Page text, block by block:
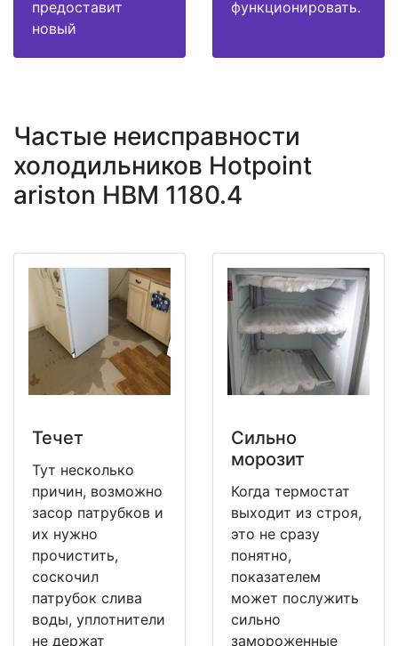
предоставит
новый
функционировать.
Частые неисправности
холодильников Hotpoint
ariston HBM 1180.4
Течет
Тут несколько
причин, возможно
засор патрубков и
их нужно
прочистить,
соскочил
патрубок слива
воды, уплотнители
не держат
Сильно
морозит
Когда термостат
выходит из строя,
это не сразу
понятно,
показателем
может послужить
сильно
замороженные